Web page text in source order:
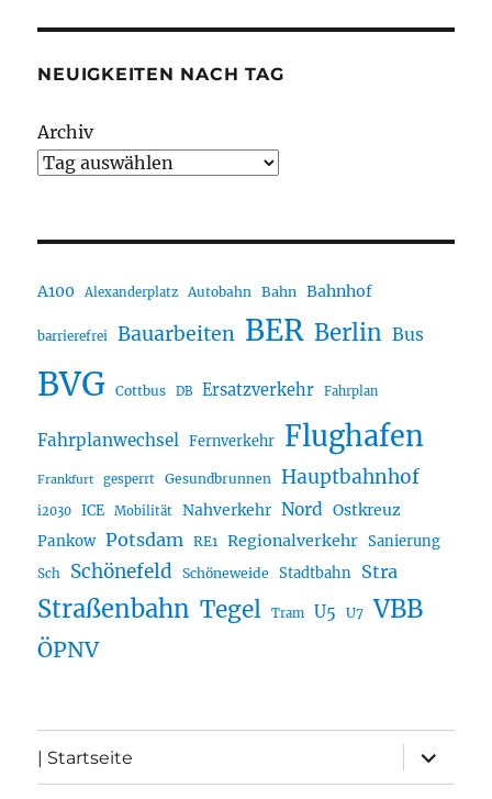
NEUIGKEITEN NACH TAG
Archiv
A100 Alexanderplatz Autobahn Bahn Bahnhof
barrierefrei Bauarbeiten BER Berlin Bus
BVG Cottbus DB Ersatzverkehr Fahrplan
Fahrplanwechsel Fernverkehr Flughafen
Frankfurt gesperrt Gesundbrunnen Hauptbahnhof
i2030 ICE Mobilität Nahverkehr Nord Ostkreuz
Pankow Potsdam RE1 Regionalverkehr Sanierung
Sch Schönefeld Schöneweide Stadtbahn Stra
Straßenbahn Tegel Tram U5 U7 VBB
ÖPNV
| Startseite
öffnen